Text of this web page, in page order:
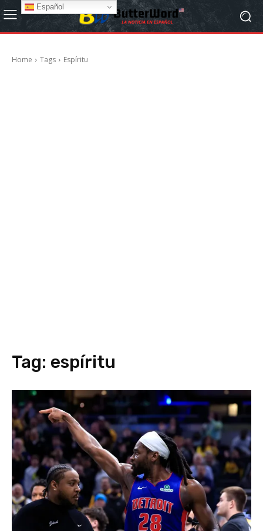
Home Tags Espíritu
Tag: espíritu
Español